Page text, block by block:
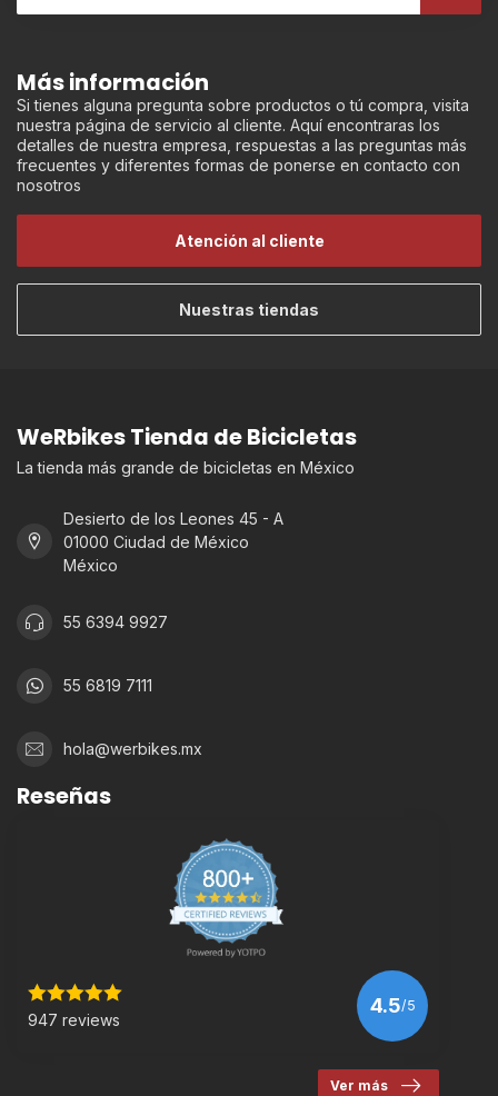
Más información
Si tienes alguna pregunta sobre productos o tú compra, visita
nuestra página de servicio al cliente. Aquí encontraras los
detalles de nuestra empresa, respuestas a las preguntas más
frecuentes y diferentes formas de ponerse en contacto con
nosotros
Atención al cliente
Nuestras tiendas
WeRbikes Tienda de Bicicletas
La tienda más grande de bicicletas en México
Desierto de los Leones 45 - A
01000 Ciudad de México
México
55 6394 9927
55 6819 7111
hola@werbikes.mx
Reseñas
947 reviews
4.5/5
Ver más